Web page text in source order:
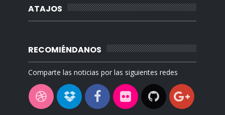
ATAJOS
RECOMIÉNDANOS
Comparte las noticias por las siguientes redes